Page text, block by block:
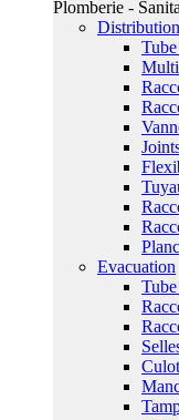
Plomberie -
Evacuation